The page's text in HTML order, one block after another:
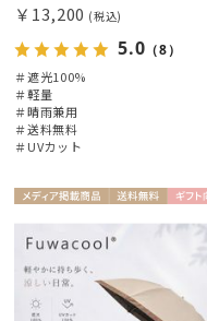
￥13,200 (税込)
5.0 （8）
＃遮光100%
＃軽量
＃晴雨兼用
＃送料無料
＃UVカット
載商品
料
向け